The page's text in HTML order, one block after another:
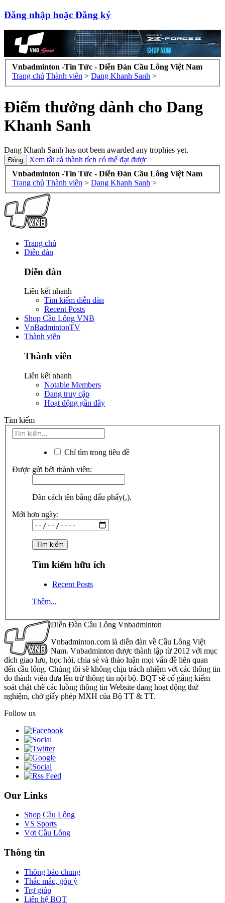
Đăng nhập hoặc Đăng ký
Vnbadminton -Tin Tức - Diễn Đàn Cầu Lông Việt Nam
Trang chủ Thành viên > Dang Khanh Sanh >
Điểm thưởng dành cho Dang
Khanh Sanh
Dang Khanh Sanh has not been awarded any trophies yet.
Xem tất cả thành tích có thể đạt được
Vnbadminton -Tin Tức - Diễn Đàn Cầu Lông Việt Nam
Trang chủ Thành viên > Dang Khanh Sanh >
Trang chủ
Diễn đàn
Diễn đàn
Liên kết nhanh
Tìm kiếm diễn đàn
Recent Posts
Shop Cầu Lông VNB
VnBadmintonTV
Thành viên
Thành viên
Liên kết nhanh
Notable Members
Đang truy cập
Hoạt động gần đây
Tìm kiếm
Chỉ tìm trong tiêu đề
Được gửi bởi thành viên:
Dãn cách tên bằng dấu phẩy(,).
Mới hơn ngày:
Tìm kiếm hữu ích
Recent Posts
Thêm...
Diễn Đàn Cầu Lông Vnbadminton
Vnbadminton.com là diễn đàn về Cầu Lông Việt
Nam. Vnbadminton được thành lập từ 2012 với mục
đích giao lưu, học hỏi, chia sẻ và thảo luận mọi vấn đề liên quan
đến cầu lông. Chúng tôi sẽ không chịu trách nhiệm với các thông tin
do thành viên đưa lên trừ thông tin nội bộ. BQT sẽ cố gắng kiểm
soát chặt chẽ các luồng thông tin Website đang hoạt động thử
nghiệm, chờ giấy phép MXH của Bộ TT & TT.
Follow us
Our Links
Shop Cầu Lông
VS Sports
Vợt Cầu Lông
Thông tin
Thông báo chung
Thắc mắc, góp ý
Trợ giúp
Liên hệ BQT